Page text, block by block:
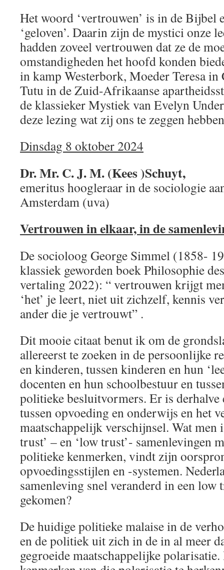
Het woord ‘vertrouwen’ is in de Bijbel
‘geloven’. Daarin zijn de mystici onze
hadden zoveel vertrouwen dat ze de
omstandigheden het hoofd konden
in kamp Westerbork, Moeder Teresa in
Tutu in de Zuid-Afrikaanse
de klassieker Mystiek van Evelyn
deze lezing wat zij ons te zeggen
Dinsdag 8 oktober 2024
Dr. Mr. C. J. M. (Kees )Schuyt,
emeritus hoogleraar in de sociologie
Amsterdam (uva)
Vertrouwen in elkaar, in de
De socioloog George Simmel (1858-
klassiek geworden boek Philosophie
vertaling 2022): “ vertrouwen krijgt
‘het’ je leert, niet uit zichzelf, kennis
ander die je vertrouwt” .
Dit mooie citaat benut ik om de
allereerst te zoeken in de persoonlijke
en kinderen, tussen kinderen en hun
docenten en hun schoolbestuur en
politieke besluitvormers. Er is derhalve
tussen opvoeding en onderwijs en het
maatschappelijk verschijnsel. Wat men
trust’ – en ‘low trust’- samenlevingen
politieke kenmerken, vindt zijn
opvoedingsstijlen en -systemen.
samenleving snel veranderd in een low
gekomen?
De huidige politieke malaise in de
en de politiek uit zich in de in al meer
gegroeide maatschappelijke